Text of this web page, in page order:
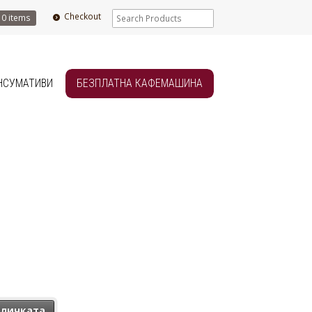
0 items Checkout
БЕЗПЛАТНА КАФЕМАШИНА